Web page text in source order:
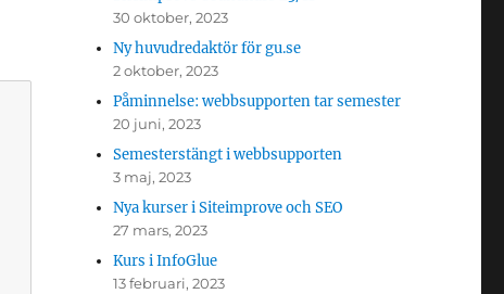
30 oktober, 2023
Ny huvudredaktör för gu.se
2 oktober, 2023
Påminnelse: webbsupporten tar semester
20 juni, 2023
Semesterstängt i webbsupporten
3 maj, 2023
Nya kurser i Siteimprove och SEO
27 mars, 2023
Kurs i InfoGlue
13 februari, 2023